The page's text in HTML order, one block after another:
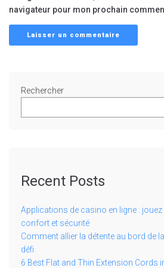
navigateur pour mon prochain
Rechercher
Recent Posts
Applications de casino en ligne :
confort et sécurité
Comment allier la détente au bord de
défi
6 Best Flat and Thin Extension Cords